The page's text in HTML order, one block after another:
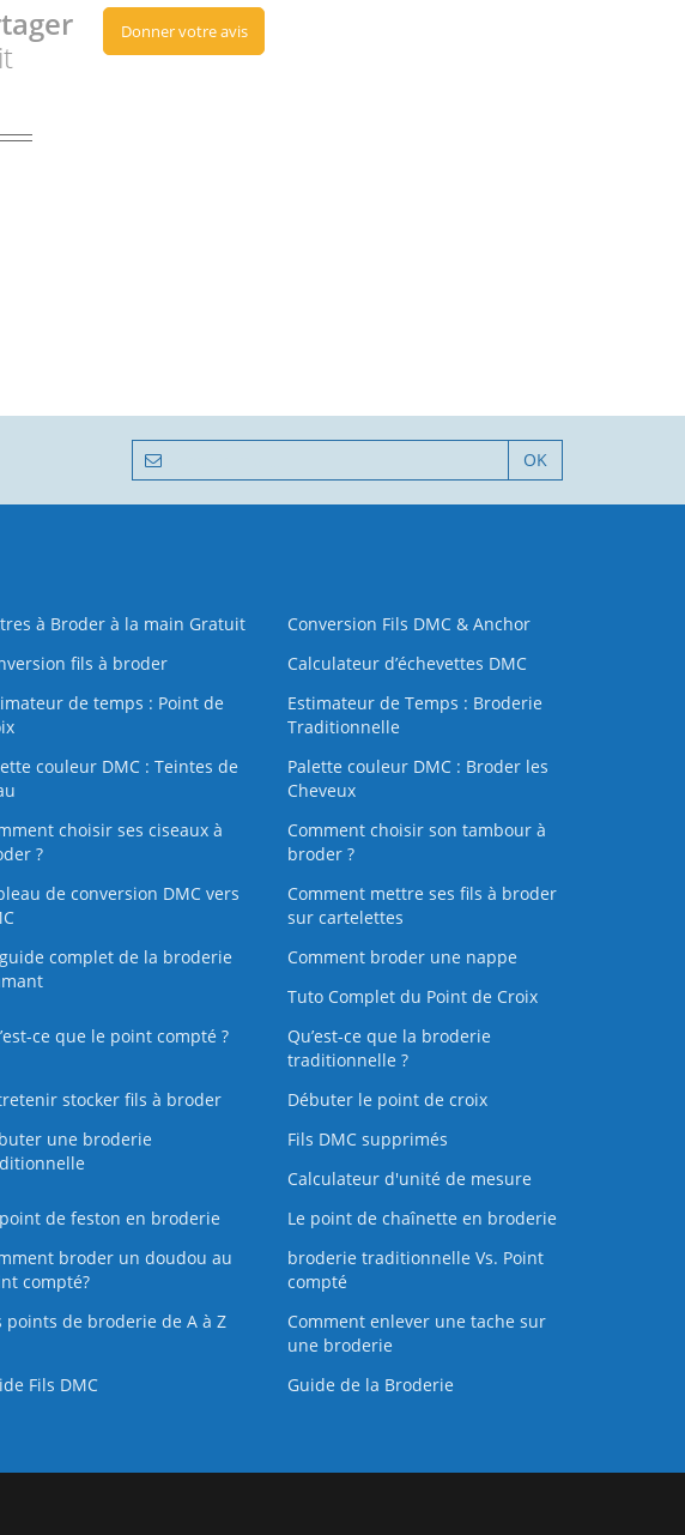
Donner votre avis
OK
à Broder à la main Gratuit
Conversion Fils DMC & Anchor
fils à broder
Calculateur d’échevettes DMC
de temps : Point de
Estimateur de Temps : Broderie
Traditionnelle
couleur DMC : Teintes de
Palette couleur DMC : Broder les
Cheveux
choisir ses ciseaux à
?
Comment choisir son tambour à
broder ?
de conversion DMC vers
Comment mettre ses fils à broder
sur cartelettes
complet de la broderie
Comment broder une nappe
Tuto Complet du Point de Croix
ce que le point compté ?
Qu’est-ce que la broderie
traditionnelle ?
stocker fils à broder
Débuter le point de croix
une broderie
Fils DMC supprimés
Calculateur d'unité de mesure
de feston en broderie
Le point de chaînette en broderie
broder un doudou au
compté?
broderie traditionnelle Vs. Point
compté
points de broderie de A à Z
Comment enlever une tache sur
une broderie
Fils DMC Guide de la Broderie